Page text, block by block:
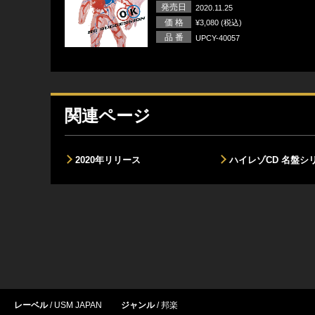
発売日 2020.11.25
価 格 ¥3,080 (税込)
品 番 UPCY-40057
関連ページ
2020年リリース ハイレゾCD 名盤シ
レーベル USM JAPAN ジャンル 邦楽